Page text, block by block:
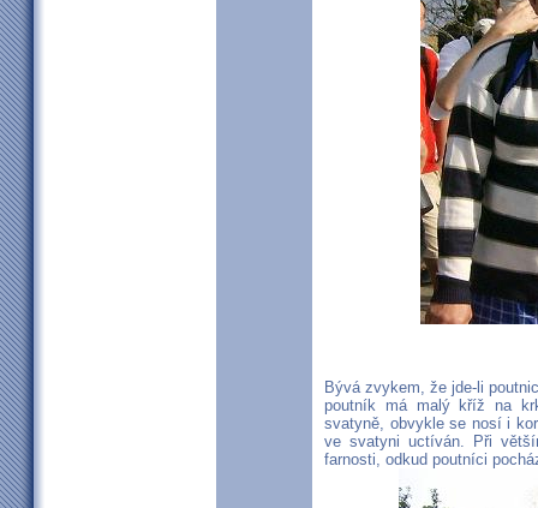
Bývá zvykem, že jde-li
poutník má malý kříž na
svatyně, obvykle se nosí i
ve svatyni uctíván. Při
farnosti, odkud poutníci